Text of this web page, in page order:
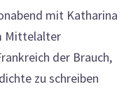
mit Katharina
Mittelalter
der Brauch,
zu schreiben